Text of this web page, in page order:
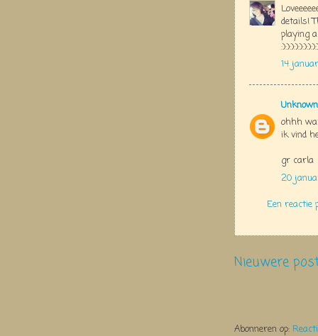
details!
playing
14
Unknown
ohhh
ik vind
gr carla
20
Een reactie
Nieuwere
Abonneren op: